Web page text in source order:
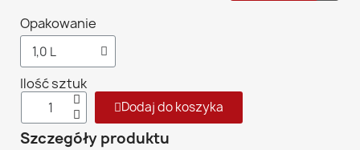
Opakowanie
Ilość sztuk
Dodaj do koszyka
Szczegóły produktu